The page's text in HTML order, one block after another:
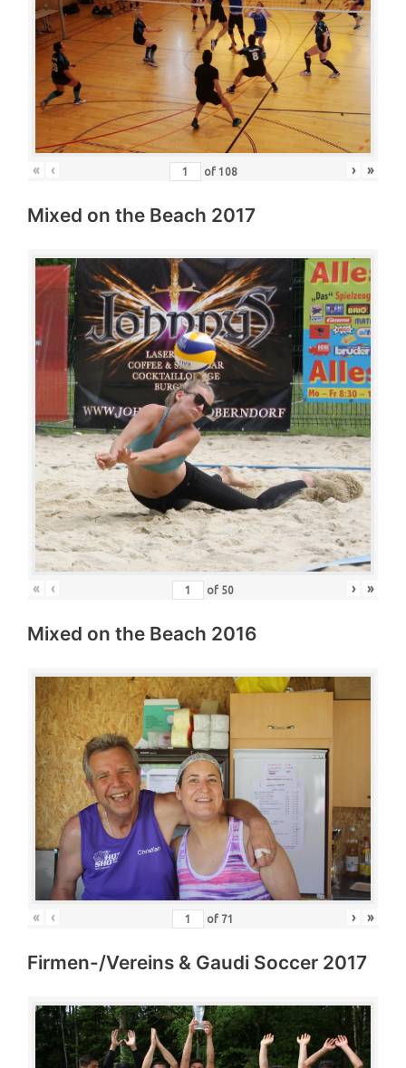
« ‹ of 108 › »
Mixed on the Beach 2017
« ‹ of 50 › »
Mixed on the Beach 2016
« ‹ of 71 › »
Firmen-/Vereins & Gaudi Soccer 2017